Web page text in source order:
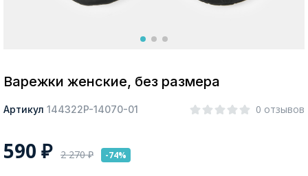
Варежки женские, без размера
Артикул 144322P-14070-01 0 отзывов
590 ₽ 2 270₽ -74%